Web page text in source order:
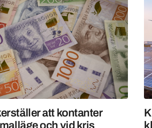
att kontanter
och vid kris